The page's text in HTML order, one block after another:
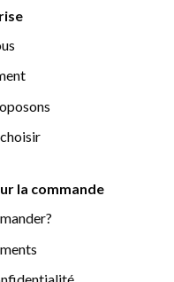
la commande